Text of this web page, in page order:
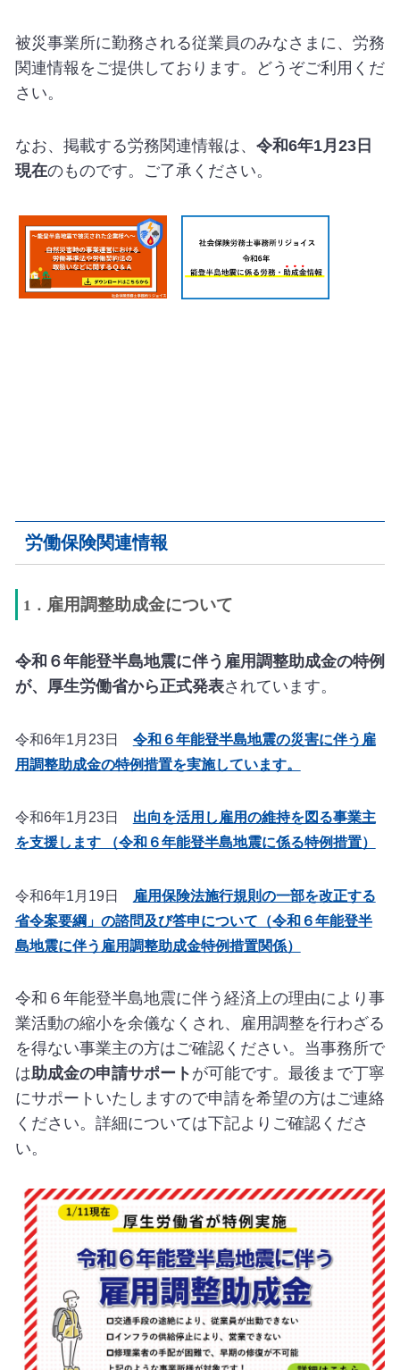
被災事業所に勤務される従業員のみなさまに、労務
関連情報をご提供しております。どうぞご利用くだ
さい。
なお、掲載する労務関連情報は、 令和6年1月23日
現在のものです。ご了承ください。
労働保険関連情報
1． 雇用調整助成金について
令和６年能登半島地震に伴う雇用調整助成金の特例
が、厚生労働省から正式発表されています。
令和6年1月23日 令和６年能登半島地震の災害に伴う雇
用調整助成金の特例措置を実施しています。
令和6年1月23日 出向を活用し雇用の維持を図る事業主
を支援します （令和６年能登半島地震に係る特例措置）
令和6年1月19日
雇用保険法施行規則の一部を改正する
省令案要綱」の諮問及び答申について（令和６年能登半
島地震に伴う雇用調整助成金特例措置関係）
令和６年能登半島地震に伴う経済上の理由により事
業活動の縮小を余儀なくされ、雇用調整を行わざる
を得ない事業主の方はご確認ください。当事務所で
は助成金の申請サポート が可能です。最後まで丁寧
にサポートいたしますので申請を希望の方はご連絡
ください。詳細については下記よりご確認くださ
い。